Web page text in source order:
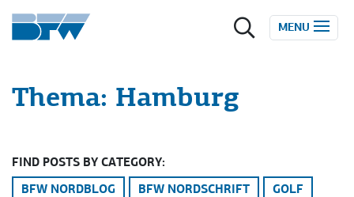
Zum Inhalt springen
MENU
Thema: Hamburg
FIND POSTS BY CATEGORY:
BFW NORDBLOG BFW NORDSCHRIFT GOLF